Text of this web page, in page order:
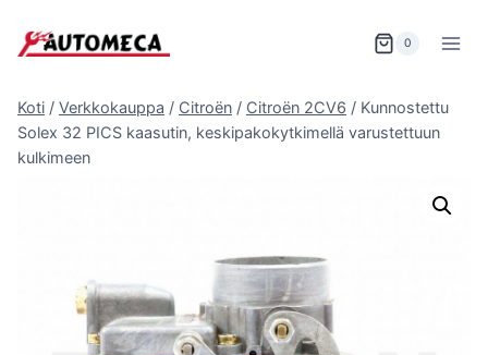
sisältöön
0
Koti / Verkkokauppa / Citroën / Citroën 2CV6 / Kunnostettu
Solex 32 PICS kaasutin, keskipakokytkimellä varustettuun
kulkimeen